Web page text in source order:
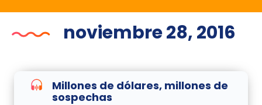
noviembre 28, 2016
Millones de dólares, millones de
sospechas